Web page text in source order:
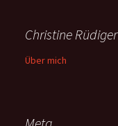
Christine Rüdiger
Über mich